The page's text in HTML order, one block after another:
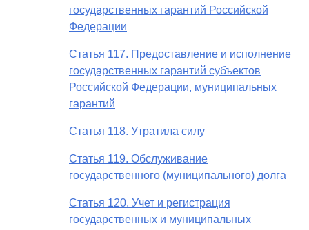
государственных гарантий Российской
Федерации
Статья 117. Предоставление и исполнение
государственных гарантий субъектов
Российской Федерации, муниципальных
гарантий
Статья 118. Утратила силу
Статья 119. Обслуживание
государственного (муниципального) долга
Статья 120. Учет и регистрация
государственных и муниципальных